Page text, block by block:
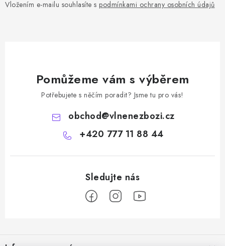
Vložením e-mailu souhlasíte s podmínkami ochrany osobních údajů
Pomůžeme vám s výběrem
Potřebujete s něčím poradit? Jsme tu pro vás!
obchod@vlnenezbozi.cz
+420 777 11 88 44